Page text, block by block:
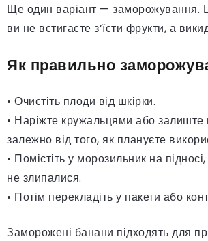
Ще один варіант — заморожування.
ви не встигаєте з’їсти фрукти, а
Як правильно
• Очистіть плоди від шкірки.
• Наріжте кружальцями або
залежно від того, як плануєте
• Помістіть у морозильник на
не злипалися.
• Потім перекладіть у пакети або
Заморожені банани підходять для